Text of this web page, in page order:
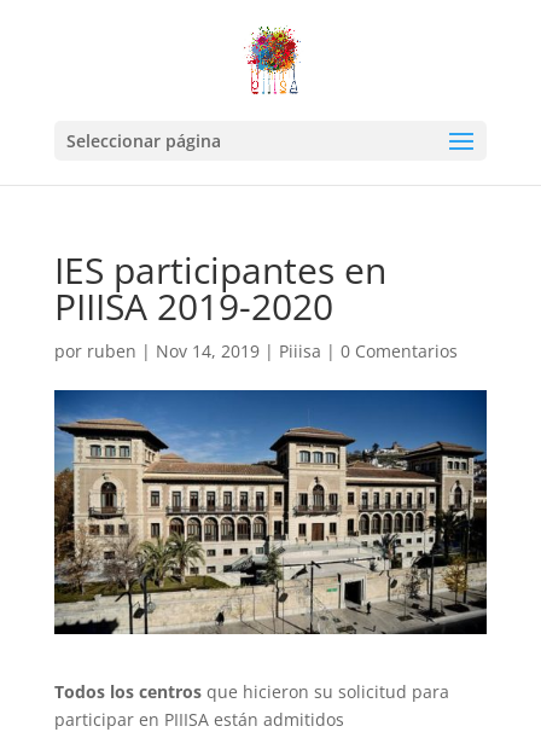
Seleccionar página
IES participantes en
PIIISA 2019-2020
por ruben | Nov 14, 2019| Piiisa | 0 Comentarios
Todos los centrosque hicieron su solicitud para
participar en PIIISA están admitidos